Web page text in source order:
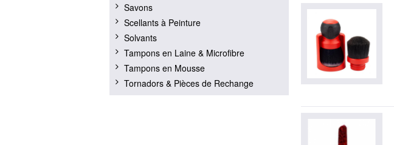
Savons
Scellants à Peinture
Solvants
Tampons en Laine & Microfibre
Tampons en Mousse
Tornadors & Pièces de Rechange